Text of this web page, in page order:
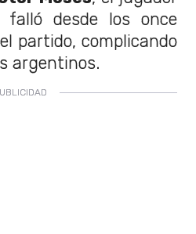
desde los once
partido, complicando
argentinos.